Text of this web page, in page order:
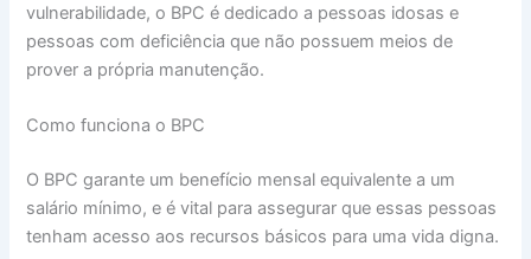
vulnerabilidade, o BPC é dedicado a pessoas idosas e
pessoas com deficiência que não possuem meios de
prover a própria manutenção.
Como funciona o BPC
O BPC garante um benefício mensal equivalente a um
salário mínimo, e é vital para assegurar que essas pessoas
tenham acesso aos recursos básicos para uma vida digna.